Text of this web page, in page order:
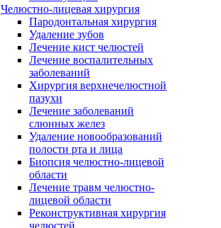
Челюстно-лицевая хирургия
Пародонтальная хирургия
Удаление зубов
Лечение кист челюстей
Лечение воспалительных
заболеваний
Хирургия верхнечелюстной
пазухи
Лечение заболеваний
слюнных желез
Удаление новообразований
полости рта и лица
Биопсия челюстно-лицевой
области
Лечение травм челюстно-
лицевой области
Реконструктивная хирургия
челюстей